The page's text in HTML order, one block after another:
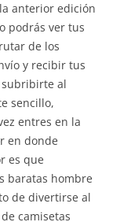
anterior edición
podrás ver tus
de los
y recibir tus
subribirte al
sencillo,
entres en la
en donde
es que
baratas hombre
de divertirse al
camisetas